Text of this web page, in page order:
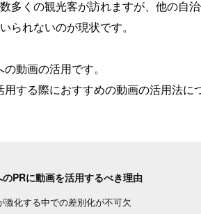
多くの観光客が訪れますが、他の自
られないのが現状です。
動画の活用です。
する際におすすめの動画の活用法に
PRに動画を活用するべき理由
激化する中での差別化が不可欠